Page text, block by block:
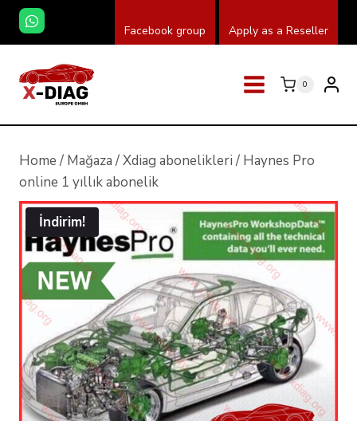
Skip
content
Facebook group Apply as a Reseller
0
Home / Mağaza /Xdiag abonelikleri / Haynes Pro
online 1 yıllık abonelik
İndirim!